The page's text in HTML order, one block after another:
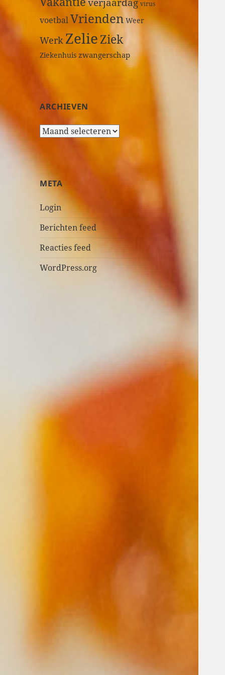
virus
voetbalVrienden Weer
Werk ZelieZiek
Ziekenhuis zwangerschap
ARCHIEVEN
A
h
i
v
n
META
Login
Berichten feed
Reacties feed
WordPress.org